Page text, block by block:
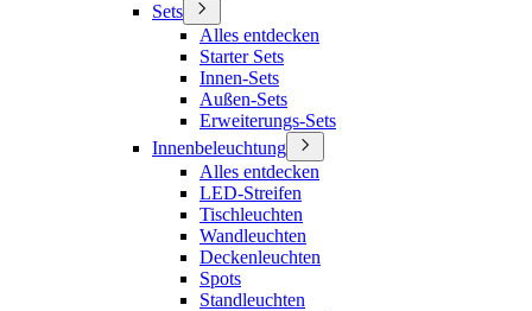
Sets
Alles entdecken
Starter Sets
Innen-Sets
Außen-Sets
Erweiterungs-Sets
Innenbeleuchtung
Alles entdecken
LED-Streifen
Tischleuchten
Wandleuchten
Deckenleuchten
Spots
Standleuchten